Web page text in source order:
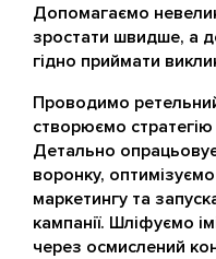
Допомагаємо
зростати швидше, а
гідно приймати
Проводимо
створюємо стратегію
Детально
воронку,
маркетингу та
кампанії. Шліфуємо
через осмислений